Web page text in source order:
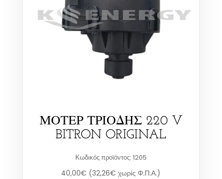
ΜΟΤΕΡ ΤΡΙΟΔΗΣ 220 V
BITRON ORIGINAL
Κωδικός προϊόντος: 1205
40,00€ (32,26€ χωρίς Φ.Π.Α.)